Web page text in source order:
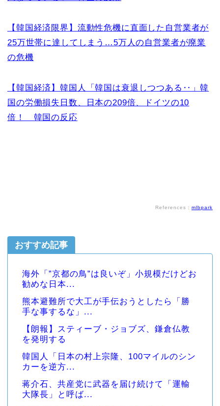
【韓国経済限界】流動性危機に直面した自営業者が
25万世帯に達してしまう…5万人の自営業者が廃業
の危機
【韓国経済】韓国人「韓国は衰退しつつある‥」韓
国の労働損失日数、日本の209倍、ドイツの10
倍！ 韓国の反応
References： mlbpark
おすすめ記事
海外「”京都の鳥”は良いぞ」小規模だけどお
勧めな日本...
熊本避難所で大工が手伝おうとしたら「勝
手な事するな」...
【朗報】スティーブ・ジョブズ、鎌倉仏教
を発明する
韓国人「日本の村上宗隆、100マイルのシン
カーを逆方...
蒋介石、共産党に武器を届け続けて「運輸
大隊長」と呼ば...